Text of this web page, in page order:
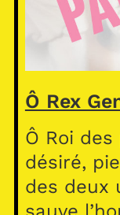
Ô Rex
Ô Roi
désiré,
des deux